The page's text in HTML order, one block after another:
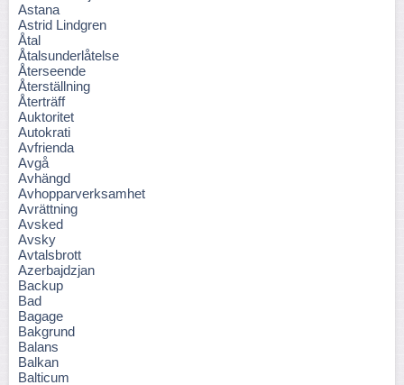
Astana
Astrid Lindgren
Åtal
Åtalsunderlåtelse
Återseende
Återställning
Återträff
Auktoritet
Autokrati
Avfrienda
Avgå
Avhängd
Avhopparverksamhet
Avrättning
Avsked
Avsky
Avtalsbrott
Azerbajdzjan
Backup
Bad
Bagage
Bakgrund
Balans
Balkan
Balticum